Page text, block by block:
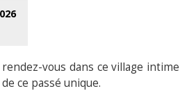
vous dans ce village
ce passé unique.